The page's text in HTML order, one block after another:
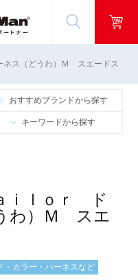
ス（どうわ）Ｍ スエードス
おすすめブランドから探す
キーワードから探す
ｉｌｏｒ ド
わ）Ｍ スエ
・カラー・ハーネスなど